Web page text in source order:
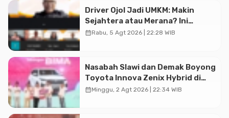
Advertisment
Driver Ojol Jadi UMKM: Makin
Sejahtera atau Merana? Ini
Temuan Diskusi Paramadina
calendar_monthRabu, 5 Agt 2026 | 22:28 WIB
Nasabah Slawi dan Demak Boyong
Toyota Innova Zenix Hybrid di
Undian Tabungan Bima Bank
calendar_monthMinggu, 2 Agt 2026 | 22:34 WIB